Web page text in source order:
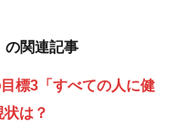
の関連記事
標3「すべての人に健
は？